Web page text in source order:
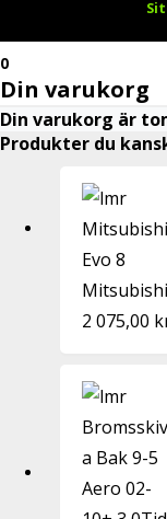
0
Din varukorg
Din varukorg är
Produkter du
2 075,00